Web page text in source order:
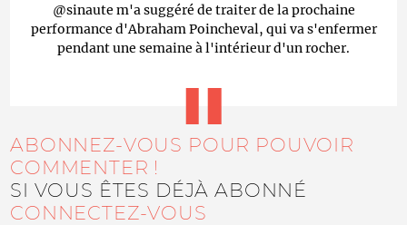
@sinaute m'a suggéré de traiter de la prochaine
performance d'Abraham Poincheval, qui va s'enfermer
pendant une semaine à l'intérieur d'un rocher.
ABONNEZ-VOUS POUR POUVOIR
COMMENTER !
SI VOUS ÊTES DÉJÀ ABONNÉ
CONNECTEZ-VOUS